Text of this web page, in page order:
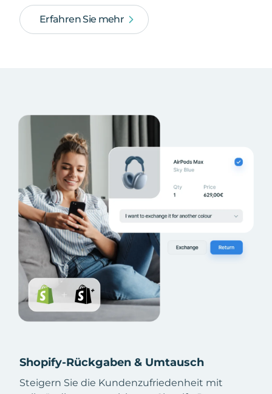
Erfahren Sie mehr
Shopify-Rückgaben & Umtausch
Steigern Sie die Kundenzufriedenheit mit